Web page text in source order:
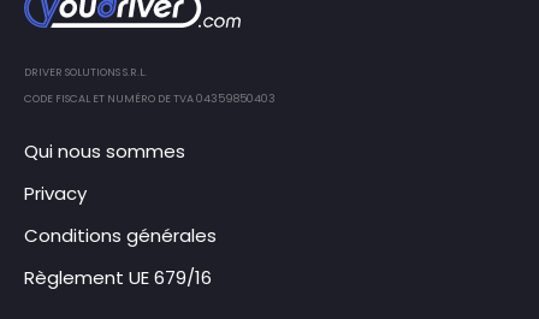
DRIVER SOLUTIONS S.R.L.
CODE FISCAL ET NUMÉRO DE TVA 04359850403
Qui nous sommes
Privacy
Conditions générales
Règlement UE 679/16